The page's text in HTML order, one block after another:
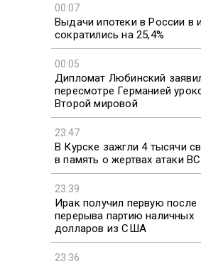
00:07
Выдачи ипотеки в России в
сократились на 25,4%
00:05
Дипломат Любинский
пересмотре Германией
Второй мировой
23:47
В Курске зажгли 4 тысячи
в память о жертвах атаки
23:39
Ирак получил первую после
перерыва партию наличных
долларов из США
23:36